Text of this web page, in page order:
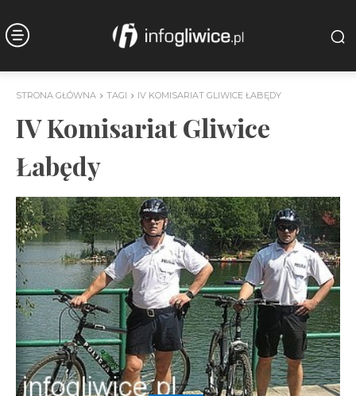
STRONA GŁÓWNA TAGI IV KOMISARIAT GLIWICE ŁABĘDY
IV Komisariat Gliwice
Łabędy